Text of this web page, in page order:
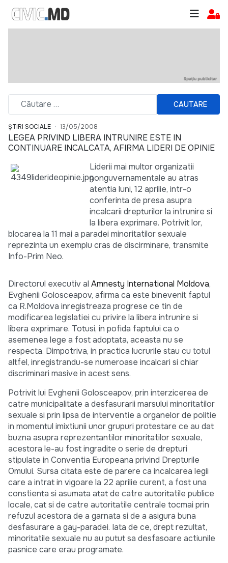
CAUTARE
ȘTIRI SOCIALE 13/05/2008
LEGEA PRIVIND LIBERA INTRUNIRE ESTE IN
CONTINUARE INCALCATA, AFIRMA LIDERI DE OPINIE
Liderii mai multor organizatii
nonguvernamentale au atras
atentia luni, 12 aprilie, intr-o
conferinta de presa asupra
incalcarii drepturilor la intrunire si
la libera exprimare. Potrivit lor,
blocarea la 11 mai a paradei minoritatilor sexuale
reprezinta un exemplu cras de discirminare, transmite
Info-Prim Neo.
Directorul executiv al Amnesty International Moldova,
Evghenii Golosceapov, afirma ca este binevenit faptul
ca R.Moldova inregistreaza progrese ce tin de
modificarea legislatiei cu privire la libera intrunire si
libera exprimare. Totusi, in pofida faptului ca o
asemenea lege a fost adoptata, aceasta nu se
respecta. Dimpotriva, in practica lucrurile stau cu totul
altfel, inregistrandu-se numeroase incalcari si chiar
discriminari masive in acest sens.
Potrivit lui Evghenii Golosceapov, prin interzicerea de
catre municipalitate a desfasurarii marsului minoritatilor
sexuale si prin lipsa de interventie a organelor de politie
in momentul imixtiunii unor grupuri protestare ce au dat
buzna asupra reprezentantilor minoritatilor sexuale,
acestora le-au fost ingradite o serie de drepturi
stipulate in Conventia Europeana privind Drepturile
Omului. Sursa citata este de parere ca incalcarea legii
care a intrat in vigoare la 22 aprilie curent, a fost una
constienta si asumata atat de catre autoritatile publice
locale, cat si de catre autoritatile centrale tocmai prin
refuzul acestora de a garnata si de a asigura buna
desfasurare a gay-paradei. Iata de ce, drept rezultat,
minoritatile sexuale nu au putut sa desfasoare actiunile
pasnice care erau programate.